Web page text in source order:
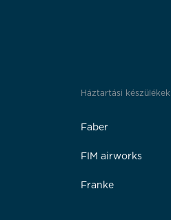
Háztartási készülékek
Faber
FIM airworks
Franke